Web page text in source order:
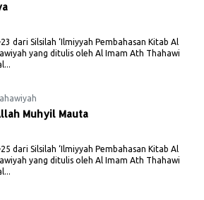
dari Silsilah ‘Ilmiyyah Pembahasan Kitab Al
yang ditulis oleh Al Imam Ath Thahawi
Muhyil Mauta
dari Silsilah ‘Ilmiyyah Pembahasan Kitab Al
yang ditulis oleh Al Imam Ath Thahawi